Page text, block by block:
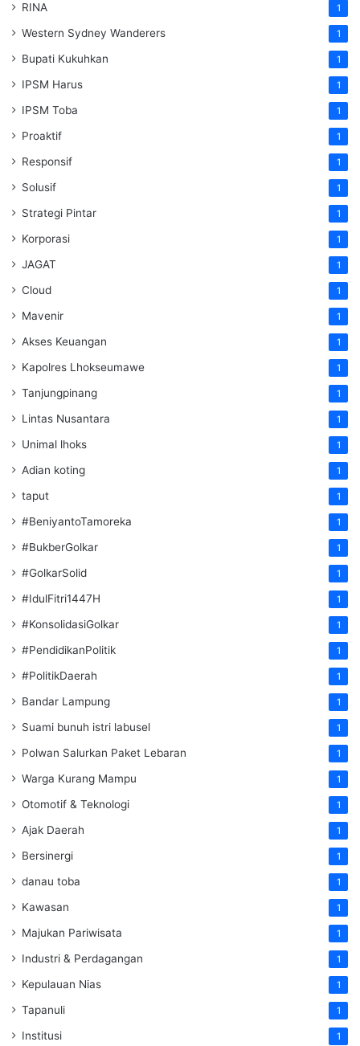
RINA 1
Western Sydney Wanderers 1
Bupati Kukuhkan 1
IPSM Harus 1
IPSM Toba 1
Proaktif 1
Responsif 1
Solusif 1
Strategi Pintar 1
Korporasi 1
JAGAT 1
Cloud 1
Mavenir 1
Akses Keuangan 1
Kapolres Lhokseumawe 1
Tanjungpinang 1
Lintas Nusantara 1
Unimal lhoks 1
Adian koting 1
taput 1
#BeniyantoTamoreka 1
#BukberGolkar 1
#GolkarSolid 1
#IdulFitri1447H 1
#KonsolidasiGolkar 1
#PendidikanPolitik 1
#PolitikDaerah 1
Bandar Lampung 1
Suami bunuh istri labusel 1
Polwan Salurkan Paket Lebaran 1
Warga Kurang Mampu 1
Otomotif & Teknologi 1
Ajak Daerah 1
Bersinergi 1
danau toba 1
Kawasan 1
Majukan Pariwisata 1
Industri & Perdagangan 1
Kepulauan Nias 1
Tapanuli 1
Institusi 1